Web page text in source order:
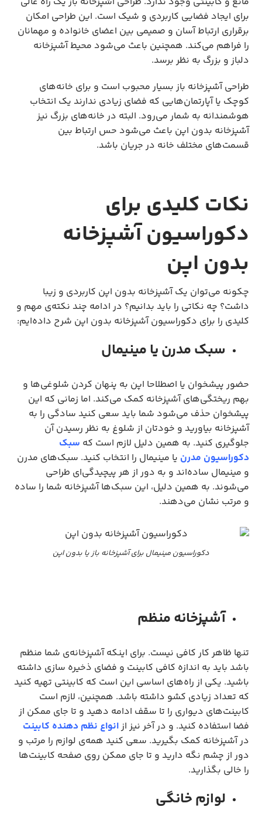
برای ایجاد فضایی کاربردی و شیک است. این طراحی امکان
برقراری ارتباط آسان و صمیمی بین اعضای خانواده و مهمانان
را فراهم می‌کند. همچنین باعث می‌شود محیط آشپزخانه
دلباز و بزرگ به نظر برسد.
طراحی آشپزخانه باز بسیار محبوب است و برای خانه‌های
کوچک یا آپارتمان‌هایی که فضای زیادی ندارند یک انتخاب
هوشمندانه به شمار می‌رود. البته در خانه‌های بزرگ نیز
آشپزخانه بدون اپن باعث می‌شود حس ارتباط بین
قسمت‌های مختلف خانه در جریان باشد.
نکات کلیدی برای
دکوراسیون آشپزخانه
بدون اپن
چکونه می‌توان یک آشپزخانه بدون اپن کاربردی و زیبا
داشت؟ چه نکاتی را باید بدانیم؟ در ادامه چند نکته‌ی مهم و
کلیدی را برای دکوراسیون آشپزخانه بدون اپن شرح داده‌‌ایم:
سبک مدرن یا مینیمال
حضور پیشخوان یا اصطلاحا اپن به پنهان کردن شلوغی‌ها و
بهم ریختگی‌های آشپزخانه کمک می‌کند. اما زمانی که این
پیشخوان حذف می‌شود شما باید سعی کنید سادگی را به
آشپزخانه بیاورید و خودتان از شلوغ به نظر رسیدن آن
جلوگیری کنید. به همین دلیل لازم است که سبک
دکوراسیون مدرن یا مینیمال را انتخاب کنید. سبک‌های مدرن
و مینیمال ساده‌اند‌ و به دور از هر پیچیدگی‌ای طراحی
می‌شوند. به همین دلیل، این سبک‌ها آشپزخانه شما را ساده
و مرتب نشان می‌دهند.
دکوراسیون مینیمال برای آشپزخانه باز یا بدون اپن
آشپزخانه منظم
تنها ظاهر کار کافی نیست. برای اینکه آشپزخانه‌ی شما منظم
باشد باید به اندازه کافی کابینت و فضای ذخیره سازی داشته
باشید. یکی از راه‌های اساسی این است که کابینتی تهیه کنید
که تعداد زیادی کشو داشته باشد. همچنین، لازم است
کابینت‌های دیواری را تا سقف ادامه دهید و تا جای ممکن از
فضا استفاده کنید. و در آخر نیز ازانواع نظم دهنده کابینت
در آشپزخانه کمک بگیرید. سعی کنید همه‌ی لوازم را مرتب و
دور از چشم نگه دارید و تا جای ممکن روی صفحه کابینت‌ها
را خالی بگذارید.
لوازم خانگی